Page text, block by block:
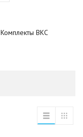
Комплекты ВКС